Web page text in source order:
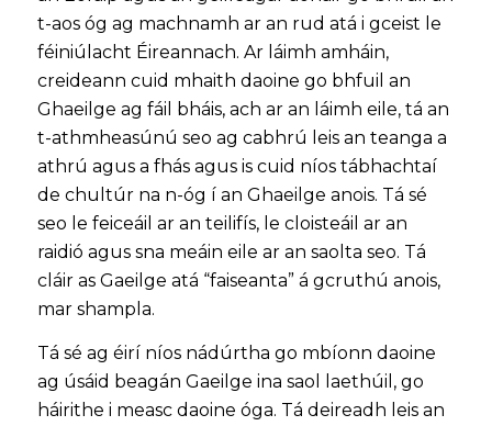
t-aos óg ag machnamh ar an rud atá i gceist le
féiniúlacht Éireannach. Ar láimh amháin,
creideann cuid mhaith daoine go bhfuil an
Ghaeilge ag fáil bháis, ach ar an láimh eile, tá an
t-athmheasúnú seo ag cabhrú leis an teanga a
athrú agus a fhás agus is cuid níos tábhachtaí
de chultúr na n-óg í an Ghaeilge anois. Tá sé
seo le feiceáil ar an teilifís, le cloisteáil ar an
raidió agus sna meáin eile ar an saolta seo. Tá
cláir as Gaeilge atá “faiseanta” á gcruthú anois,
mar shampla.
Tá sé ag éirí níos nádúrtha go mbíonn daoine
ag úsáid beagán Gaeilge ina saol laethúil, go
háirithe i measc daoine óga. Tá deireadh leis an